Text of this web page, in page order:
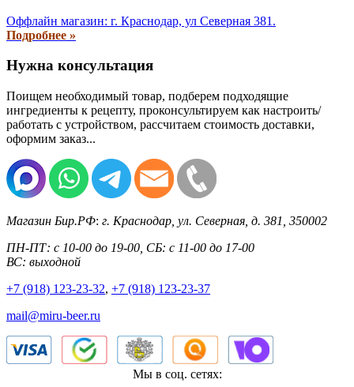
Оффлайн магазин: г. Краснодар, ул Северная 381.
Подробнее »
Нужна консультация
Поищем необходимый товар, подберем подходящие
ингредиенты к рецепту, проконсультируем как настроить/
работать с устройством, рассчитаем стоимость доставки,
оформим заказ...
Магазин Бир.РФ: г. Краснодар ул. Северная, д. 381 350002
ПН-ПТ: с 10-00 до 19-00, СБ: с 11-00 до 17-00
ВС: выходной
+7 (918) 123-23-32, +7 (918) 123-23-37
mail@miru-beer.ru
Мы в соц. сетях: